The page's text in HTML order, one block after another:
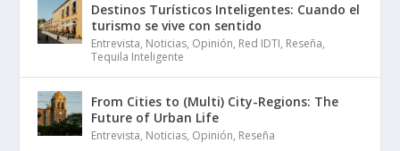
Destinos Turísticos Inteligentes: Cuando el
turismo se vive con sentido
Entrevista, Noticias, Opinión, Red IDTI, Reseña,
Tequila Inteligente
From Cities to (Multi) City-Regions: The
Future of Urban Life
Entrevista, Noticias, Opinión, Reseña